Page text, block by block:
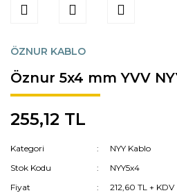
ÖZNUR KABLO
Öznur 5x4 mm YVV
255,12 TL
Kategori
NYY Kablo
Stok Kodu
NYY5x4
Fiyat
212,60 TL + KDV